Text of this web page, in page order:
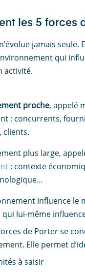
les 5 forces
jamais seule.
qui
activité.
proche, appelé
: concurrents,
clients.
plus large,
: contexte
influence le
lui-même
de Porter se
Elle permet
à saisir